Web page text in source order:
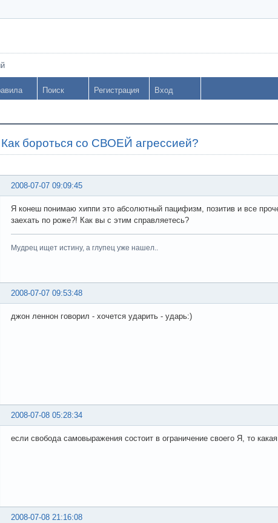
Поиск Регистрация Вход
Как бороться со СВОЕЙ агрессией?
2008-07-07 09:09:45
Я конеш понимаю хиппи это абсолютный пацифизм, позитив и все
заехать по роже?! Как вы с этим справляетесь?
Мудрец ищет истину, а глупец уже нашел..
2008-07-07 09:53:48
джон леннон говорил - хочется ударить - ударь:)
2008-07-08 05:28:34
если свобода самовыражения состоит в ограничение своего Я, то
2008-07-08 21:16:08